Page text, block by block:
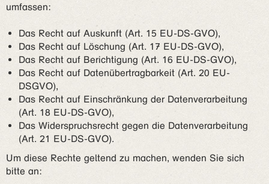
umfassen:
Das Recht auf Auskunft (Art. 15 EU-DS-GVO),
Das Recht auf Löschung (Art. 17 EU-DS-GVO),
Das Recht auf Berichtigung (Art. 16 EU-DS-GVO),
Das Recht auf Datenübertragbarkeit (Art. 20 EU-
DSGVO),
Das Recht auf Einschränkung der Datenverarbeitung
(Art. 18 EU-DS-GVO),
Das Widerspruchsrecht gegen die Datenverarbeitung
(Art. 21 EU-DS-GVO).
Um diese Rechte geltend zu machen, wenden Sie sich
bitte an: